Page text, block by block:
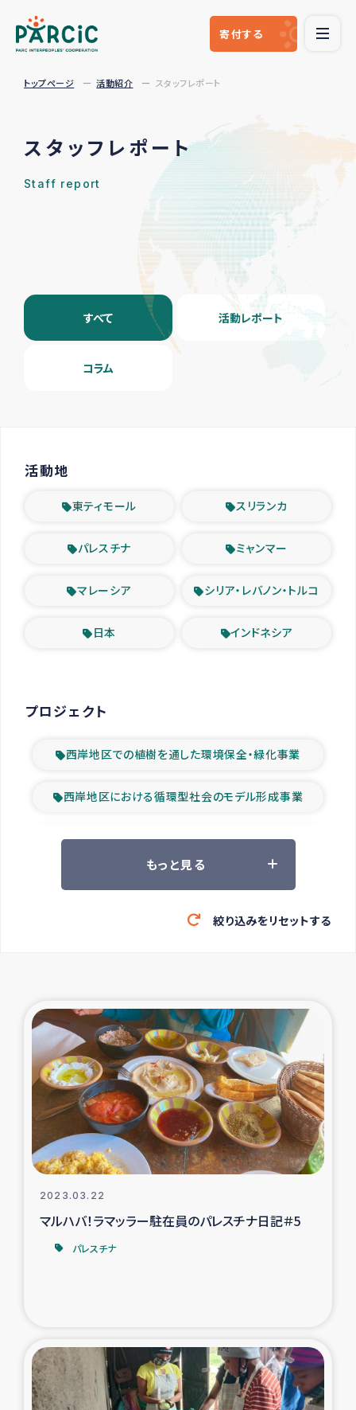
寄付する
トップページ 活動紹介 スタッフレポート
スタッフレポート
Staff report
すべて 活動レポート
コラム
活動地
東ティモール スリランカ
パレスチナ ミャンマー
マレーシア シリア・レバノン・トルコ
日本 インドネシア
プロジェクト
西岸地区での植樹を通した環境保全・緑化事業
西岸地区における循環型社会のモデル形成事業
ツアー参加者の声
緊急救援の時代
東ティモール豪雨緊急支援
大雨による洪水被災者支援
カカオ生産者支援事業
シリア国内避難民・帰還民の生活再建支援
トルコにおけるシリア難民支援事業
インドネシア中部 スラウェシの地震・津波被災者支援
スリランカ 緊急人道支援
スリランカ南部洪水被災者支援
もっと見る
絞り込みをリセットする
2023.03.22
マルハバ！ラマッラー駐在員のパレスチナ日記＃5
パレスチナ